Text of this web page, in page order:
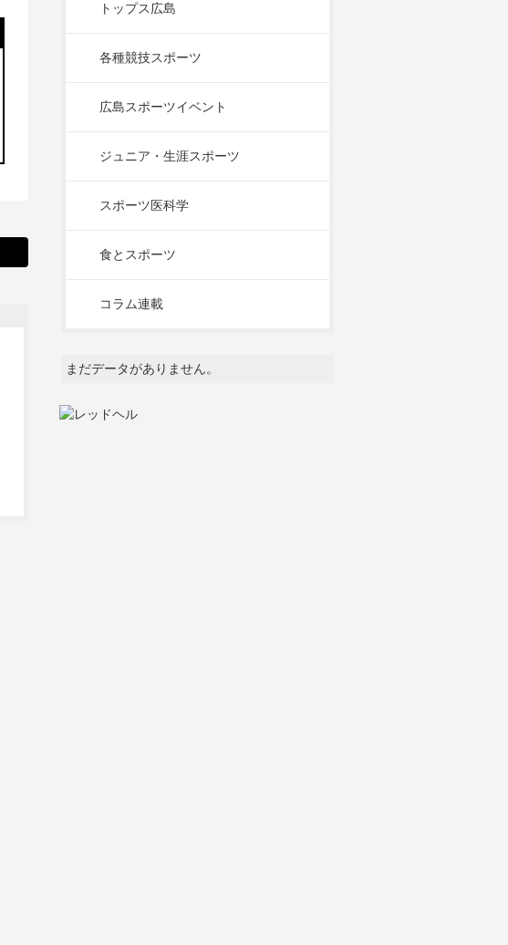
トップス広島
各種競技スポーツ
広島スポーツイベント
ジュニア・生涯スポーツ
スポーツ医科学
食とスポーツ
コラム連載
まだデータがありません。